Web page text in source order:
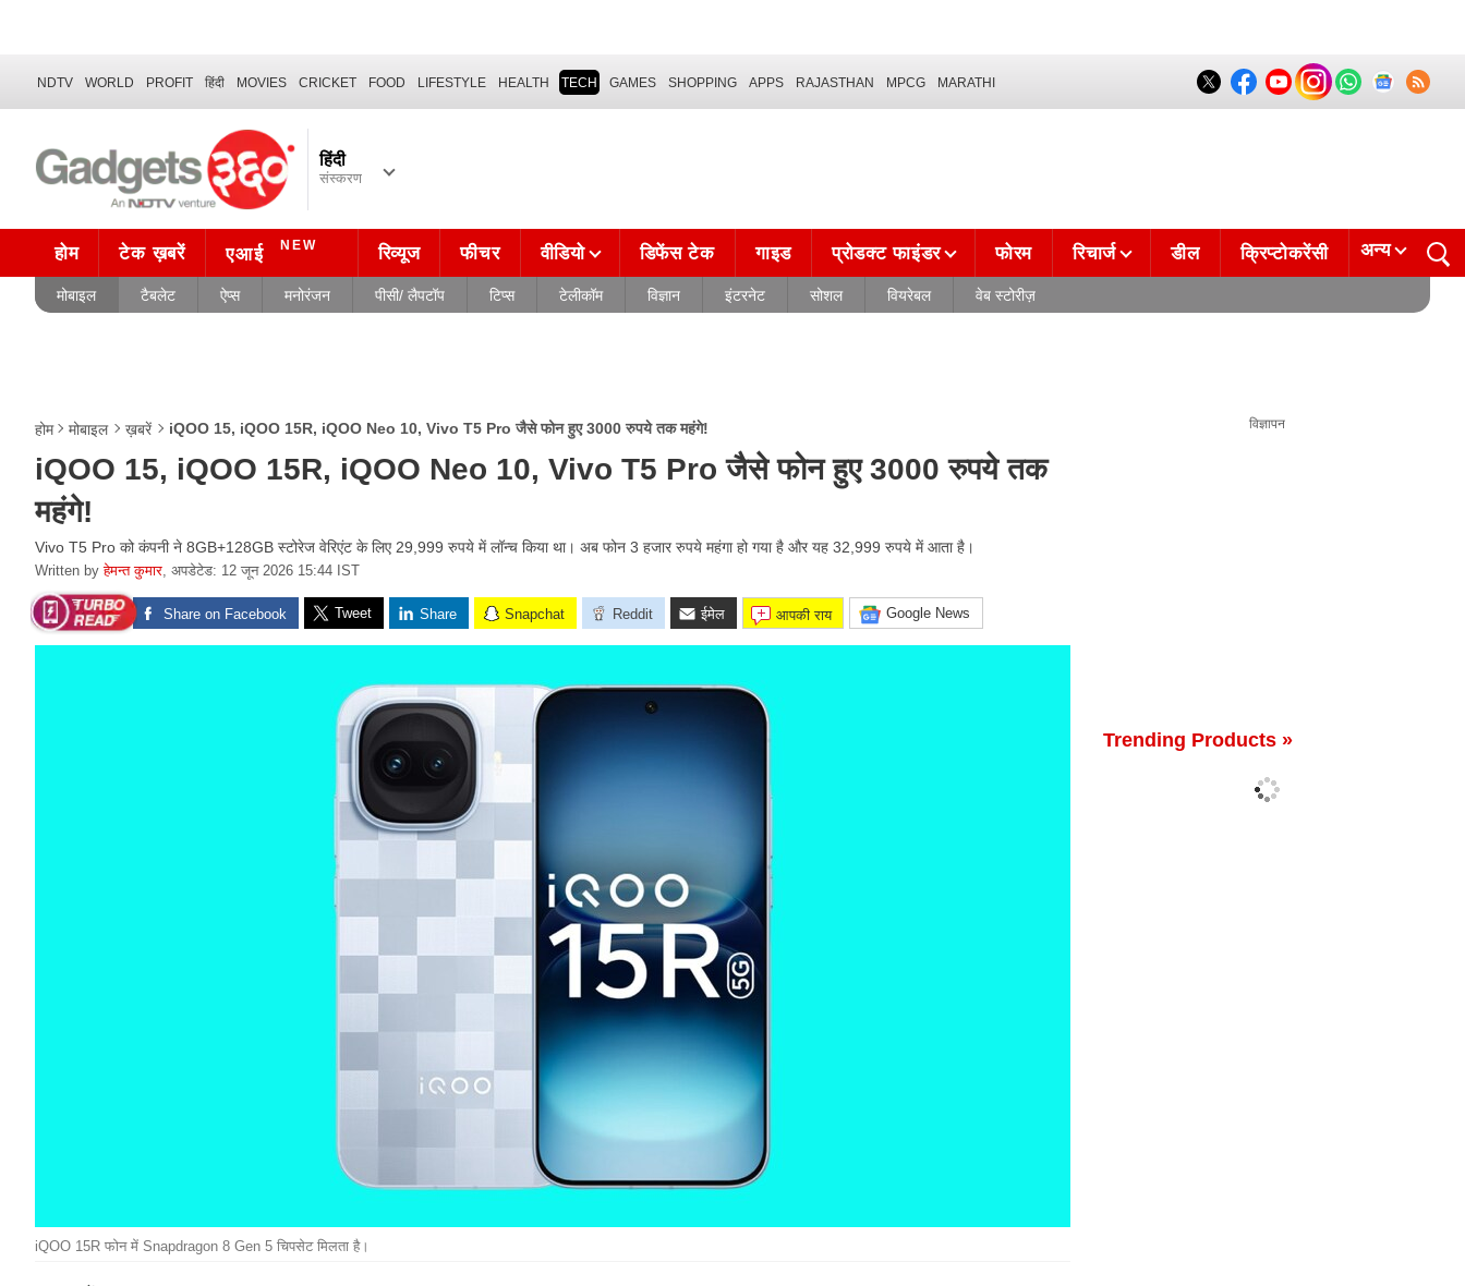
NDTV WORLD PROFIT हिंदी MOVIES CRICKET FOOD LIFESTYLE HEALTH TECH GAMES SHOPPING APPS RAJASTHAN MPCG MARATHI
हिंदी
संस्करण
होम टेक ख़बरें एआई NEW रिव्यूज फीचर वीडियो डिफेंस टेक गाइड प्रोडक्ट फाइंडर फोरम रिचार्ज डील क्रिप्टोकरेंसी अन्य
मोबाइल टैबलेट ऐप्स मनोरंजन पीसी/ लैपटॉप टिप्स टेलीकॉम विज्ञान इंटरनेट सोशल वियरेबल वेब स्टोरीज़
होम मोबाइल ख़बरें iQOO 15, iQOO 15R, iQOO Neo 10, Vivo T5 Pro जैसे फोन हुए 3000 रुपये तक महंगे!
iQOO 15, iQOO 15R, iQOO Neo 10, Vivo T5 Pro जैसे फोन हुए 3000 रुपये तक
महंगे!
Vivo T5 Pro को कंपनी ने 8GB+128GB स्टोरेज वेरिएंट के लिए 29,999 रुपये में लॉन्च किया था। अब फोन 3 हजार रुपये महंगा हो गया है और यह 32,999 रुपये में आता है।
Written byहेमन्त कुमार, अपडेटेड: 12 जून 2026 15:44 IST
Share on Facebook Tweet Share Snapchat Reddit ईमेल आपकी राय Google News
iQOO 15R फोन में Snapdragon 8 Gen 5 चिपसेट मिलता है।
विज्ञापन
Trending Products »